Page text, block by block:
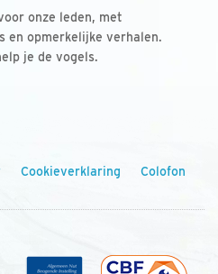
onze leden, met
en opmerkelijke verhalen.
je de vogels.
Cookieverklaring Colofon